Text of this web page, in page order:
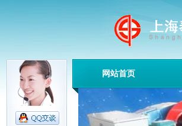
网站首页